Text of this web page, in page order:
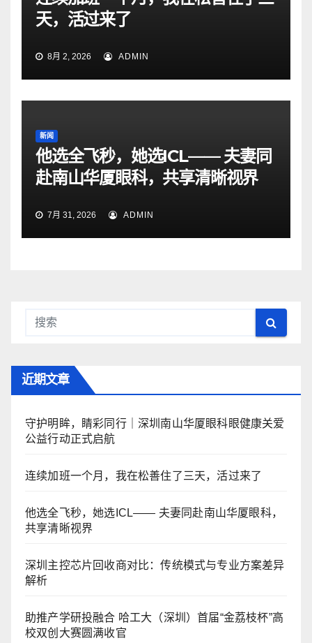
天，活过来了
8月 2, 2026 ADMIN
新闻
他选全飞秒，她选ICL—— 夫妻同
赴南山华厦眼科，共享清晰视界
7月 31, 2026 ADMIN
近期文章
守护明眸，睛彩同行｜深圳南山华厦眼科眼健康关爱
公益行动正式启航
连续加班一个月，我在松善住了三天，活过来了
他选全飞秒，她选ICL—— 夫妻同赴南山华厦眼科，
共享清晰视界
深圳主控芯片回收商对比：传统模式与专业方案差异
解析
助推产学研投融合 哈工大（深圳）首届“金荔枝杯”高
校双创大赛圆满收官